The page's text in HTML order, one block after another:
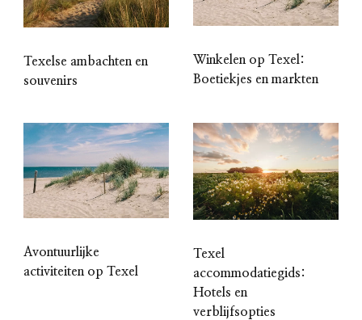
Texelse ambachten en
souvenirs
Winkelen op Texel:
Boetiekjes en markten
Avontuurlijke
activiteiten op Texel
Texel
accommodatiegids:
Hotels en
verblijfsopties